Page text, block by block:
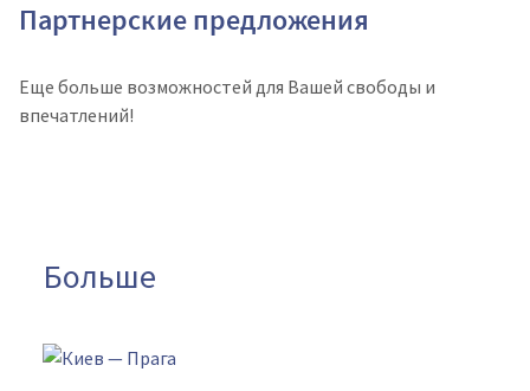
Партнерские предложения
Еще больше возможностей для Вашей свободы и
впечатлений!
Больше